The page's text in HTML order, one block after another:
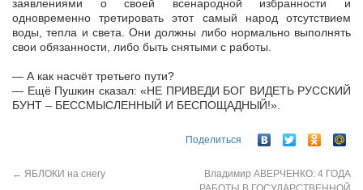
заявлениями о своей всенародной избранности и
одновременно третировать этот самый народ отсутствием
воды, тепла и света. Они должны либо нормально выполнять
свои обязанности, либо быть снятыми с работы.
— А как насчёт третьего пути?
— Ещё Пушкин сказал: «НЕ ПРИВЕДИ БОГ ВИДЕТЬ РУССКИЙ
БУНТ – БЕССМЫСЛЕННЫЙ И БЕСПОЩАДНЫЙ!».
Поделиться
← ЯБЛОКИ на снегу
Владимир АВЕРЧЕНКО: 4 ГОДА